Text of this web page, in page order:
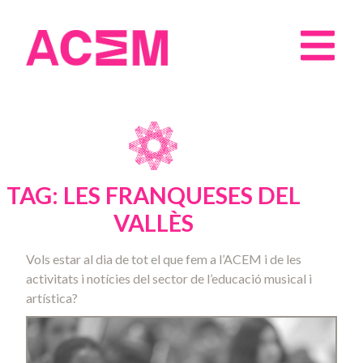
TAG: LES FRANQUESES DEL
VALLÈS
Vols estar al dia de tot el que fem a l’ACEM i de les
activitats i notícies del sector de l’educació musical i
artística?